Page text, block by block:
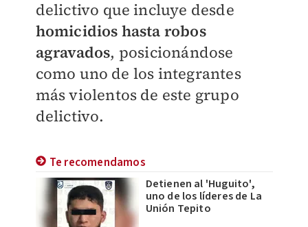
delictivo que incluye desde
homicidios hasta robos
agravados, posicionándose
como uno de los integrantes
más violentos de este grupo
delictivo.
Te recomendamos
Detienen al 'Huguito',
uno de los líderes de La
Unión Tepito